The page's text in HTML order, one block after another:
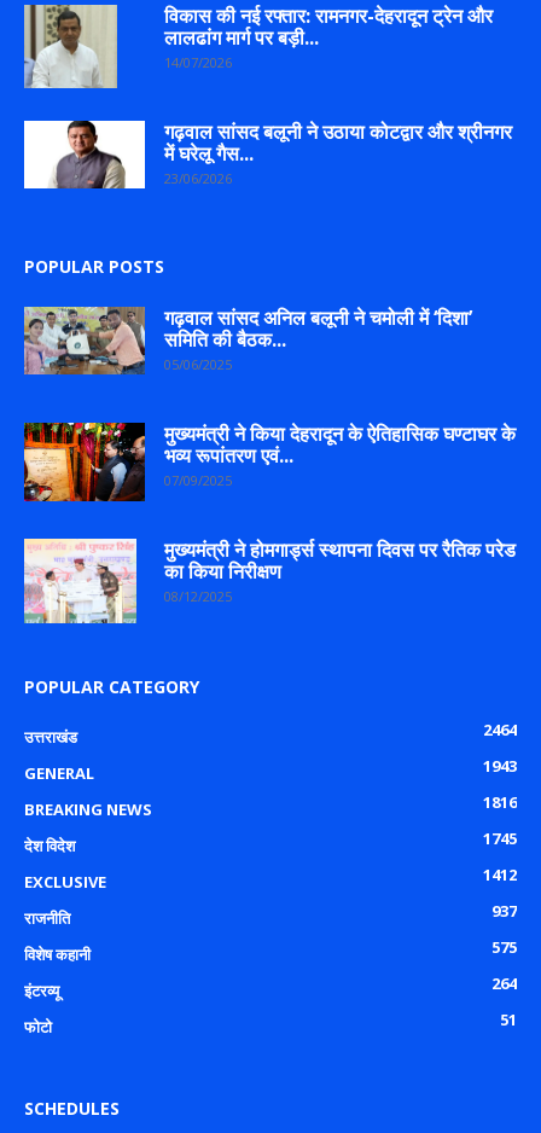
विकास की नई रफ्तार: रामनगर-देहरादून ट्रेन और
लालढांग मार्ग पर बड़ी...
14/07/2026
गढ़वाल सांसद बलूनी ने उठाया कोटद्वार और श्रीनगर
में घरेलू गैस...
23/06/2026
POPULAR POSTS
गढ़वाल सांसद अनिल बलूनी ने चमोली में ‘दिशा’
समिति की बैठक...
05/06/2025
मुख्यमंत्री ने किया देहरादून के ऐतिहासिक घण्टाघर के
भव्य रूपांतरण एवं...
07/09/2025
मुख्यमंत्री ने होमगार्ड्स स्थापना दिवस पर रैतिक परेड
का किया निरीक्षण
08/12/2025
POPULAR CATEGORY
उत्तराखंड
2464
GENERAL
1943
BREAKING NEWS
1816
देश विदेश
1745
EXCLUSIVE
1412
राजनीति
937
विशेष कहानी
575
इंटरव्यू
264
फोटो
51
SCHEDULES